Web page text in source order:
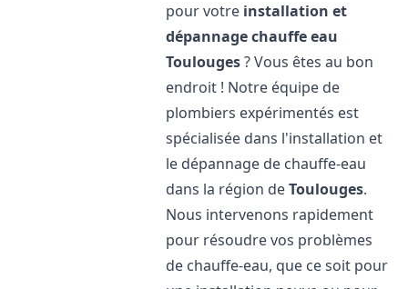
pour votre installation et
dépannage chauffe eau
Toulouges? Vous êtes au bon
endroit ! Notre équipe de
plombiers expérimentés est
spécialisée dans l'installation et
le dépannage de chauffe-eau
dans la région deToulouges.
Nous intervenons rapidement
pour résoudre vos problèmes
de chauffe-eau, que ce soit pour